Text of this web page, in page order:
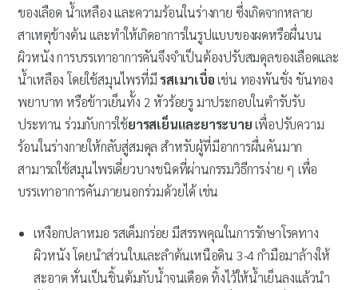
ของเลือด น้ำเหลือง และความร้อนในร่างกาย ซึ่งเกิดจากหลาย
สาเหตุข้างต้น และทำให้เกิดอาการในรูปแบบของผดหรือผื่นบน
ผิวหนัง การบรรเทาอาการคันจึงจำเป็นต้องปรับสมดุลของเลือดและ
น้ำเหลือง โดยใช้สมุนไพรที่มีรสเมาเบื่อเช่น ทองพันชั่ง ขันทอง
พยาบาท หรือข้าวเย็นทั้ง 2 หัวร้อยรู มาประกอบในตำรับรับ
ประทาน ร่วมกับการใช้ยารสเย็นและยาระบายเพื่อปรับความ
ร้อนในร่างกายให้กลับสู่สมดุล สำหรับผู้ที่มีอาการผื่นคันมาก
สามารถใช้สมุนไพรเดี่ยวบางชนิดที่ผ่านกรรมวิธีการง่าย ๆ เพื่อ
บรรเทาอาการคันภายนอกร่วมด้วยได้ เช่น
เหงือกปลาหมอ รสเค็มกร่อย มีสรรพคุณในการรักษาโรคทาง
ผิวหนัง โดยนำส่วนใบและลำต้นเหนือดิน 3-4 กำมือมาล้างให้
สะอาด หั่นเป็นชิ้นต้มกับน้ำจนเดือด ทิ้งไว้ให้น้ำเย็นลงแล้วนำ